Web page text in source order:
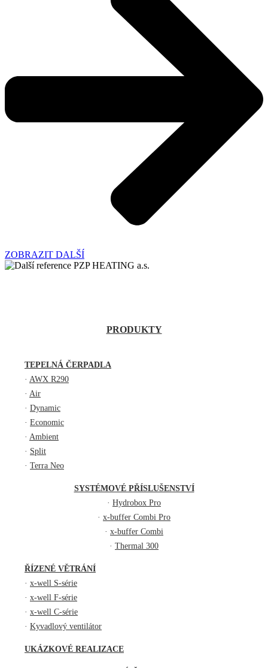
ZOBRAZIT DALŠÍ
PRODUKTY
TEPELNÁ ČERPADLA
· AWX R290
· Air
· Dynamic
· Economic
· Ambient
· Split
· Terra Neo
SYSTÉMOVÉ PŘÍSLUŠENSTVÍ
· Hydrobox Pro
· x-buffer Combi Pro
· x-buffer Combi
· Thermal 300
ŘÍZENÉ VĚTRÁNÍ
· x-well S-série
· x-well F-série
· x-well C-série
· Kyvadlový ventilátor
UKÁZKOVÉ REALIZACE